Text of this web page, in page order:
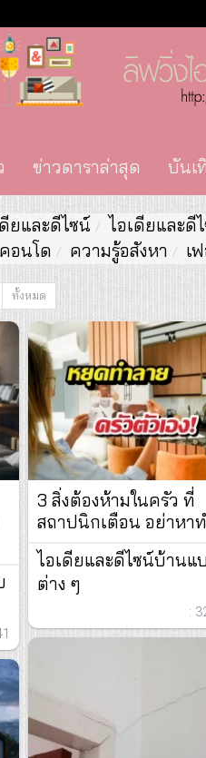
ข่าวดาราล่าสุด บันเ
ยและดีไซน์ ไอเดียและดี
อนโด
ความรู้อสังหา เ
ทั้งหมด
3 สิ่งต้องห้ามในครัว ที่
สถาปนิกเตือน อย่าหา
ไอเดียและดีไซน์บ้านแ
ต่าง ๆ
: